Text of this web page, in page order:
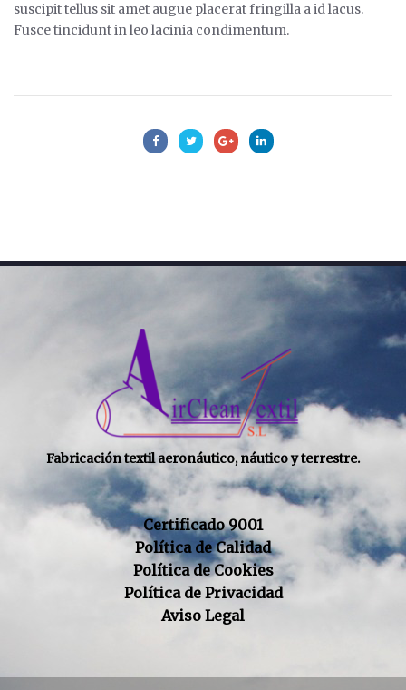
suscipit tellus sit amet augue placerat fringilla a id lacus.
Fusce tincidunt in leo lacinia condimentum.
Fabricación textil aeronáutico, náutico y terrestre.
Certificado 9001
Política de Calidad
Política de Cookies
Política de Privacidad
Aviso Legal